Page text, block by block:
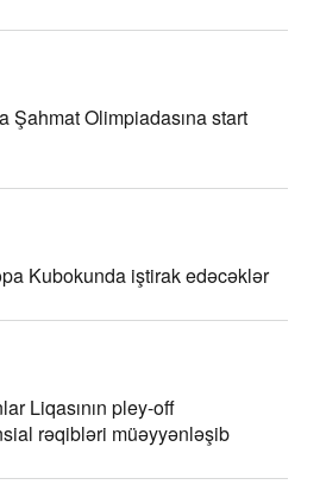
Şahmat Olimpiadasına start
Kubokunda iştirak edəcəklər
Liqasının pley-off
rəqibləri müəyyənləşib